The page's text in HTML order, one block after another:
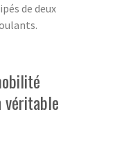
de deux
véritable